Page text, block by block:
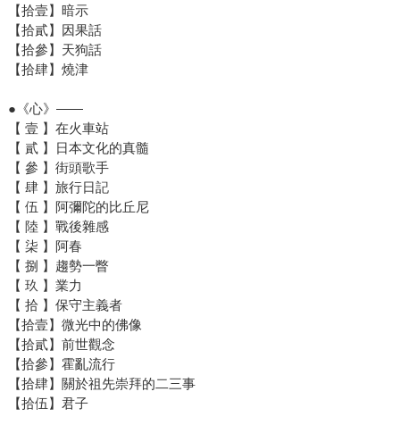
【拾壹】暗示
【拾貳】因果話
【拾參】天狗話
【拾肆】燒津
●《心》——
【 壹 】在火車站
【 貳 】日本文化的真髓
【 參 】街頭歌手
【 肆 】旅行日記
【 伍 】阿彌陀的比丘尼
【 陸 】戰後雜感
【 柒 】阿春
【 捌 】趨勢一瞥
【 玖 】業力
【 拾 】保守主義者
【拾壹】微光中的佛像
【拾貳】前世觀念
【拾參】霍亂流行
【拾肆】關於祖先崇拜的二三事
【拾伍】君子